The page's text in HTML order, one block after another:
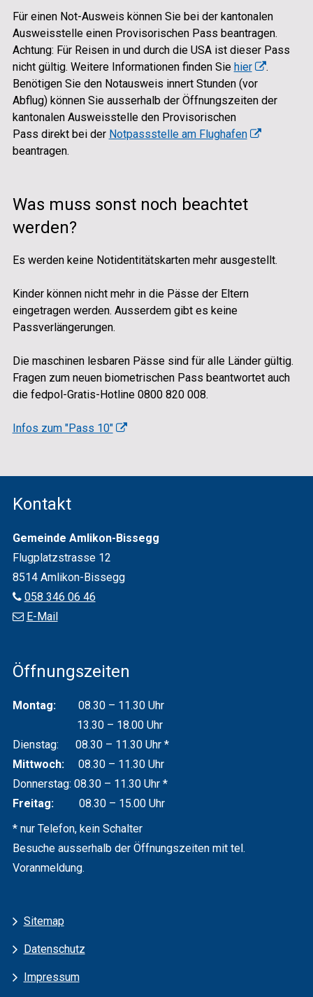
Für einen Not-Ausweis können Sie bei der kantonalen
Ausweisstelle einen Provisorischen Pass beantragen.
Achtung: Für Reisen in und durch die USA ist dieser Pass
nicht gültig. Weitere Informationen finden Sie hier
.
Benötigen Sie den Notausweis innert Stunden (vor
Abflug) können Sie ausserhalb der Öffnungszeiten der
kantonalen Ausweisstelle den Provisorischen
Pass direkt bei der Notpassstelle am Flughafen
beantragen.
Was muss sonst noch beachtet
werden?
Es werden keine Notidentitätskarten mehr ausgestellt.
Kinder können nicht mehr in die Pässe der Eltern
eingetragen werden. Ausserdem gibt es keine
Passverlängerungen.
Die maschinen lesbaren Pässe sind für alle Länder gültig.
Fragen zum neuen biometrischen Pass beantwortet auch
die fedpol-Gratis-Hotline 0800 820 008.
Infos zum "Pass 10"
Footer
Kontakt
Gemeinde Amlikon-Bissegg
Flugplatz­strasse 12
8514 Amlikon-Bissegg
058 346 06 46
E-Mail
Öffnungszeiten
Montag: 08.30 – 11.30 Uhr
13.30 – 18.00 Uhr
Dienstag: 08.30 – 11.30 Uhr *
Mittwoch: 08.30 – 11.30 Uhr
Donnerstag: 08.30 – 11.30 Uhr *
Freitag: 08.30 – 15.00 Uhr
* nur Telefon, kein Schalter
Besuche ausserhalb der Öffnungszeiten mit tel.
Voranmeldung.
Services
Sitemap
Datenschutz
Impressum